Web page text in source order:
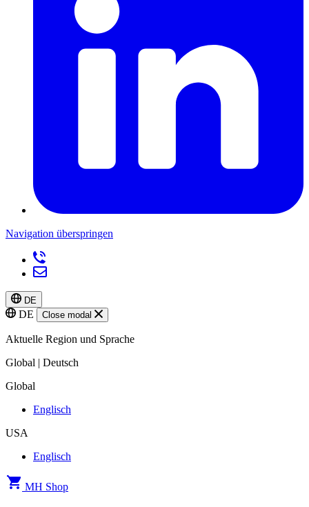
Navigation überspringen
DE
DE Close modal
Aktuelle Region und Sprache
Global | Deutsch
Global
Englisch
USA
Englisch
MH Shop